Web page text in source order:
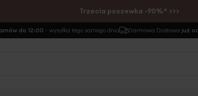
Trzecia poszewka -90%* >>>
do 12:00 - wysyłka tego samego dnia Darmowa Dostawa już